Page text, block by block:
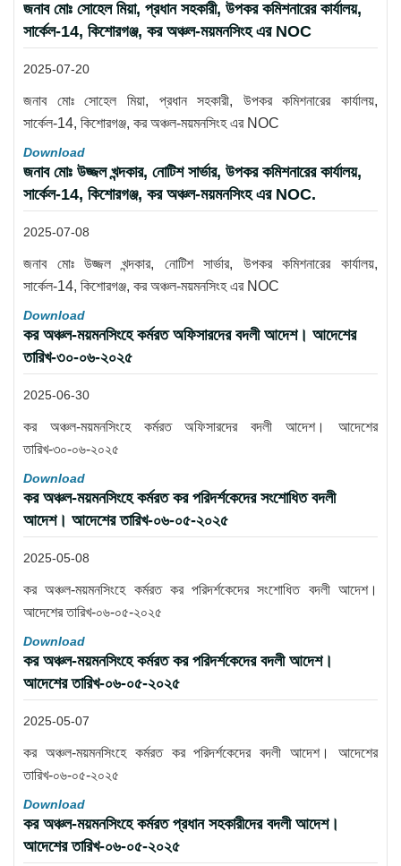
জনাব মোঃ সোহেল মিয়া, প্রধান সহকারী, উপকর কমিশনারের কার্যালয়,
সার্কেল-14, কিশোরগঞ্জ, কর অঞ্চল-ময়মনসিংহ এর NOC
2025-07-20
জনাব মোঃ সোহেল মিয়া, প্রধান সহকারী, উপকর কমিশনারের কার্যালয়,
সার্কেল-14, কিশোরগঞ্জ, কর অঞ্চল-ময়মনসিংহ এর NOC
Download
জনাব মোঃ উজ্জল খন্দকার, নোটিশ সার্ভার, উপকর কমিশনারের কার্যালয়,
সার্কেল-14, কিশোরগঞ্জ, কর অঞ্চল-ময়মনসিংহ এর NOC.
2025-07-08
জনাব মোঃ উজ্জল খন্দকার, নোটিশ সার্ভার, উপকর কমিশনারের কার্যালয়,
সার্কেল-14, কিশোরগঞ্জ, কর অঞ্চল-ময়মনসিংহ এর NOC
Download
কর অঞ্চল-ময়মনসিংহে কর্মরত অফিসারদের বদলী আদেশ। আদেশের
তারিখ-৩০-০৬-২০২৫
2025-06-30
কর অঞ্চল-ময়মনসিংহে কর্মরত অফিসারদের বদলী আদেশ। আদেশের
তারিখ-৩০-০৬-২০২৫
Download
কর অঞ্চল-ময়মনসিংহে কর্মরত কর পরিদর্শকেদের সংশোধিত বদলী
আদেশ। আদেশের তারিখ-০৬-০৫-২০২৫
2025-05-08
কর অঞ্চল-ময়মনসিংহে কর্মরত কর পরিদর্শকেদের সংশোধিত বদলী আদেশ।
আদেশের তারিখ-০৬-০৫-২০২৫
Download
কর অঞ্চল-ময়মনসিংহে কর্মরত কর পরিদর্শকেদের বদলী আদেশ।
আদেশের তারিখ-০৬-০৫-২০২৫
2025-05-07
কর অঞ্চল-ময়মনসিংহে কর্মরত কর পরিদর্শকেদের বদলী আদেশ। আদেশের
তারিখ-০৬-০৫-২০২৫
Download
কর অঞ্চল-ময়মনসিংহে কর্মরত প্রধান সহকারীদের বদলী আদেশ।
আদেশের তারিখ-০৬-০৫-২০২৫